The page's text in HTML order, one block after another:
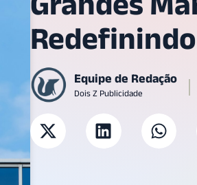
Equipe de Redação
Dois Z Publicidade